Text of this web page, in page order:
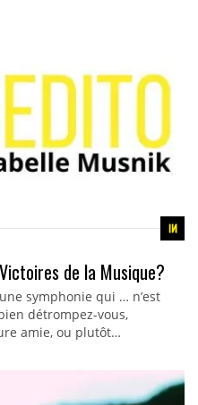
de la Musique?
symphonie qui … n’est
détrompez-vous,
amie, ou plutôt…